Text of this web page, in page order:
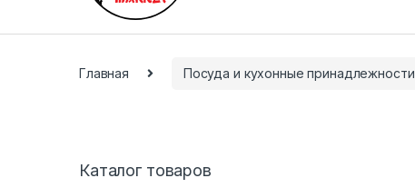
ь
Главная
Посуда и кухонные принадлежности
Каталог товаров